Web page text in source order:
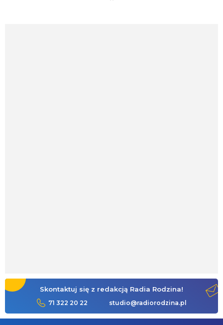
Skontaktuj się z redakcją Radia Rodzina!
71 322 20 22 studio@radiorodzina.pl